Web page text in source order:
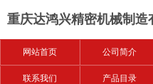
重庆达鸿兴精密机械制造
网站首页 公司简介
联系我们 产品目录